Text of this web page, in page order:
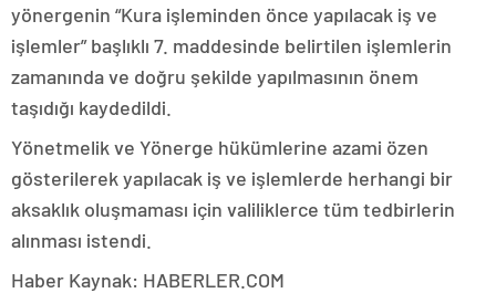
yönergenin “Kura işleminden önce yapılacak iş ve
işlemler” başlıklı 7. maddesinde belirtilen işlemlerin
zamanında ve doğru şekilde yapılmasının önem
taşıdığı kaydedildi.
Yönetmelik ve Yönerge hükümlerine azami özen
gösterilerek yapılacak iş ve işlemlerde herhangi bir
aksaklık oluşmaması için valiliklerce tüm tedbirlerin
alınması istendi.
Haber Kaynak: HABERLER.COM